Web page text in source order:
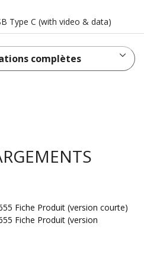
Type C (with video & data)
complètes
Fiche Produit (version courte)
Fiche Produit (version